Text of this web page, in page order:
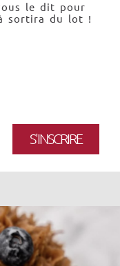
le dit pour
sortira du lot !
S'INSCRIRE